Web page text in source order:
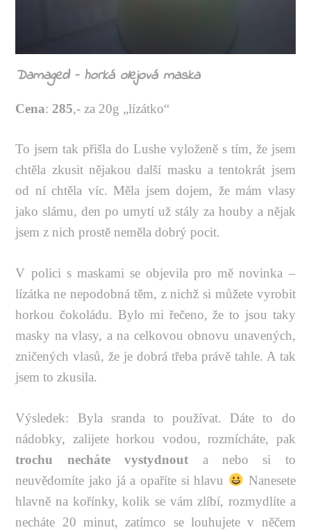
Damaged – horká olejová maska
Cena: 285,- za 20g „lízátko“
To jsem tak přišla do Lushe vyloženě s tím, že jsem
chtěla zkusit nějakou další masku a tentokrát jsem
od ní chtěla víc. Měla jsem dojem, že mám vlasy
jako slámu, den po umytí už stály za houby a nějak
jsem z nich prostě neměla dobrý pocit.
V polici s maskami se objevila pro mě novinka –
lízátka ne nepodobná těm, z nichž si můžete vyrobit
horkou čokoládu. Bylo mi řečeno, že to jsou taky
masky na vlasy, a na celkovou obnovu unavených,
zničených vlasů, že je dobrá třeba právě tahle. A tak
jsem to zkusila.
Výsledek: Byla sranda to používat. Dáte to do
nádobky, zalijete horkou vodou, rozmícháte, pak
trochu necháte vystydnout a nebo si to
neuvědomíte jako já a opaříte si hlavu
Nanesete
hlavně na kořínky, kolik se vám zlíbí, rozmydlíte a
necháte 20 minut, zatímco se louhujete v něčem